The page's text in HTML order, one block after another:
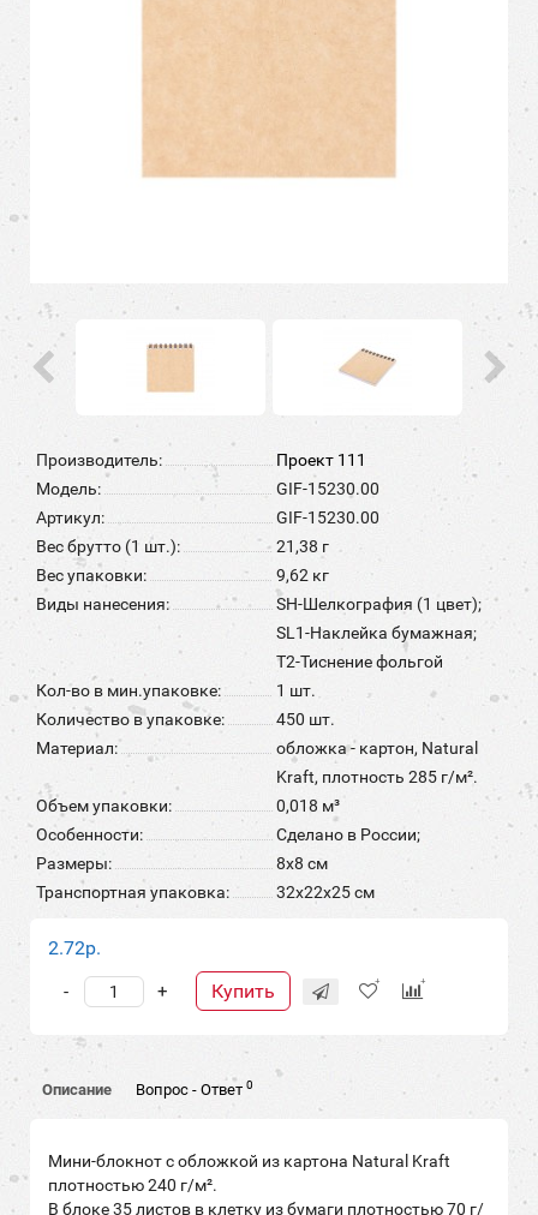
Производитель:
Проект 111
Модель:
GIF-15230.00
Артикул:
GIF-15230.00
Вес брутто (1 шт.):
21,38 г
Вес упаковки:
9,62 кг
Виды нанесения:
SH-Шелкография (1 цвет);
SL1-Наклейка бумажная;
T2-Тиснение фольгой
Кол-во в мин.упаковке:
1 шт.
Количество в упаковке:
450 шт.
Материал:
обложка - картон, Natural
Kraft, плотность 285 г/м².
Объем упаковки:
0,018 м³
Особенности:
Сделано в России;
Размеры:
8х8 см
Транспортная упаковка:
32x22x25 см
2.72р.
+
- Купить
Описание Вопрос - Ответ 0
Мини-блокнот с обложкой из картона Natural Kraft
плотностью 240 г/м².
В блоке 35 листов в клетку из бумаги плотностью 70 г/